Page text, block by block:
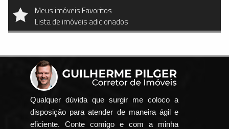
Meus imóveis Favoritos
Lista de imóveis adicionados
Qualquer dúvida que surgir me coloco a
disposição para atender de maneira ágil e
eficiente. Conte comigo e com a minha